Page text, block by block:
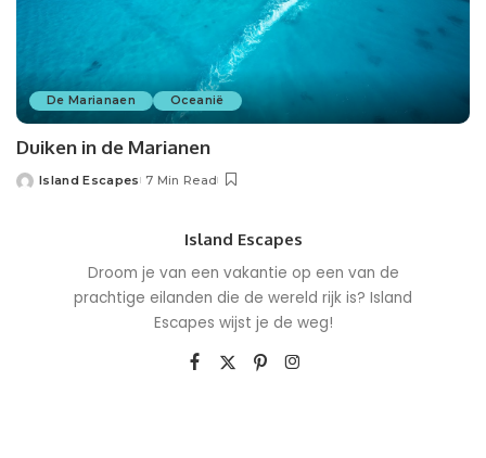
De Marianaen Oceanië
Duiken in de Marianen
Island Escapes 7 Min Read
Island Escapes
Droom je van een vakantie op een van de
prachtige eilanden die de wereld rijk is? Island
Escapes wijst je de weg!